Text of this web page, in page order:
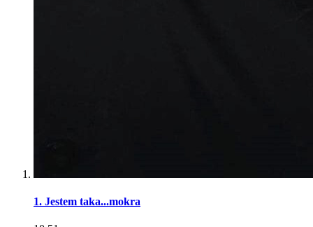
1. Jestem taka...mokra